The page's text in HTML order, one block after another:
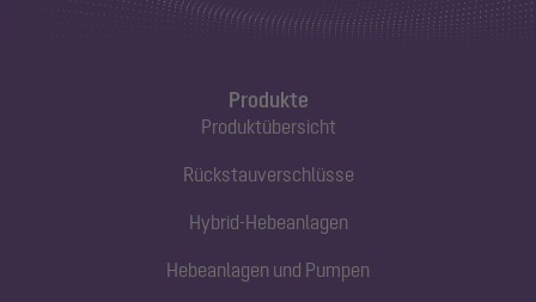
Produkte
Produktübersicht
Rückstauverschlüsse
Hybrid-Hebeanlagen
Hebeanlagen und Pumpen